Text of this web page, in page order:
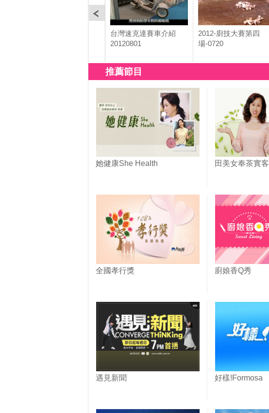
台灣速克達賽車介紹
20120801
2012-廚技大賽第四
場-0720
推薦節目
她健康She Health 田美女奉茶實客
全國孝行獎 廚娘香Q秀
遇見新聞 好樣!Formosa